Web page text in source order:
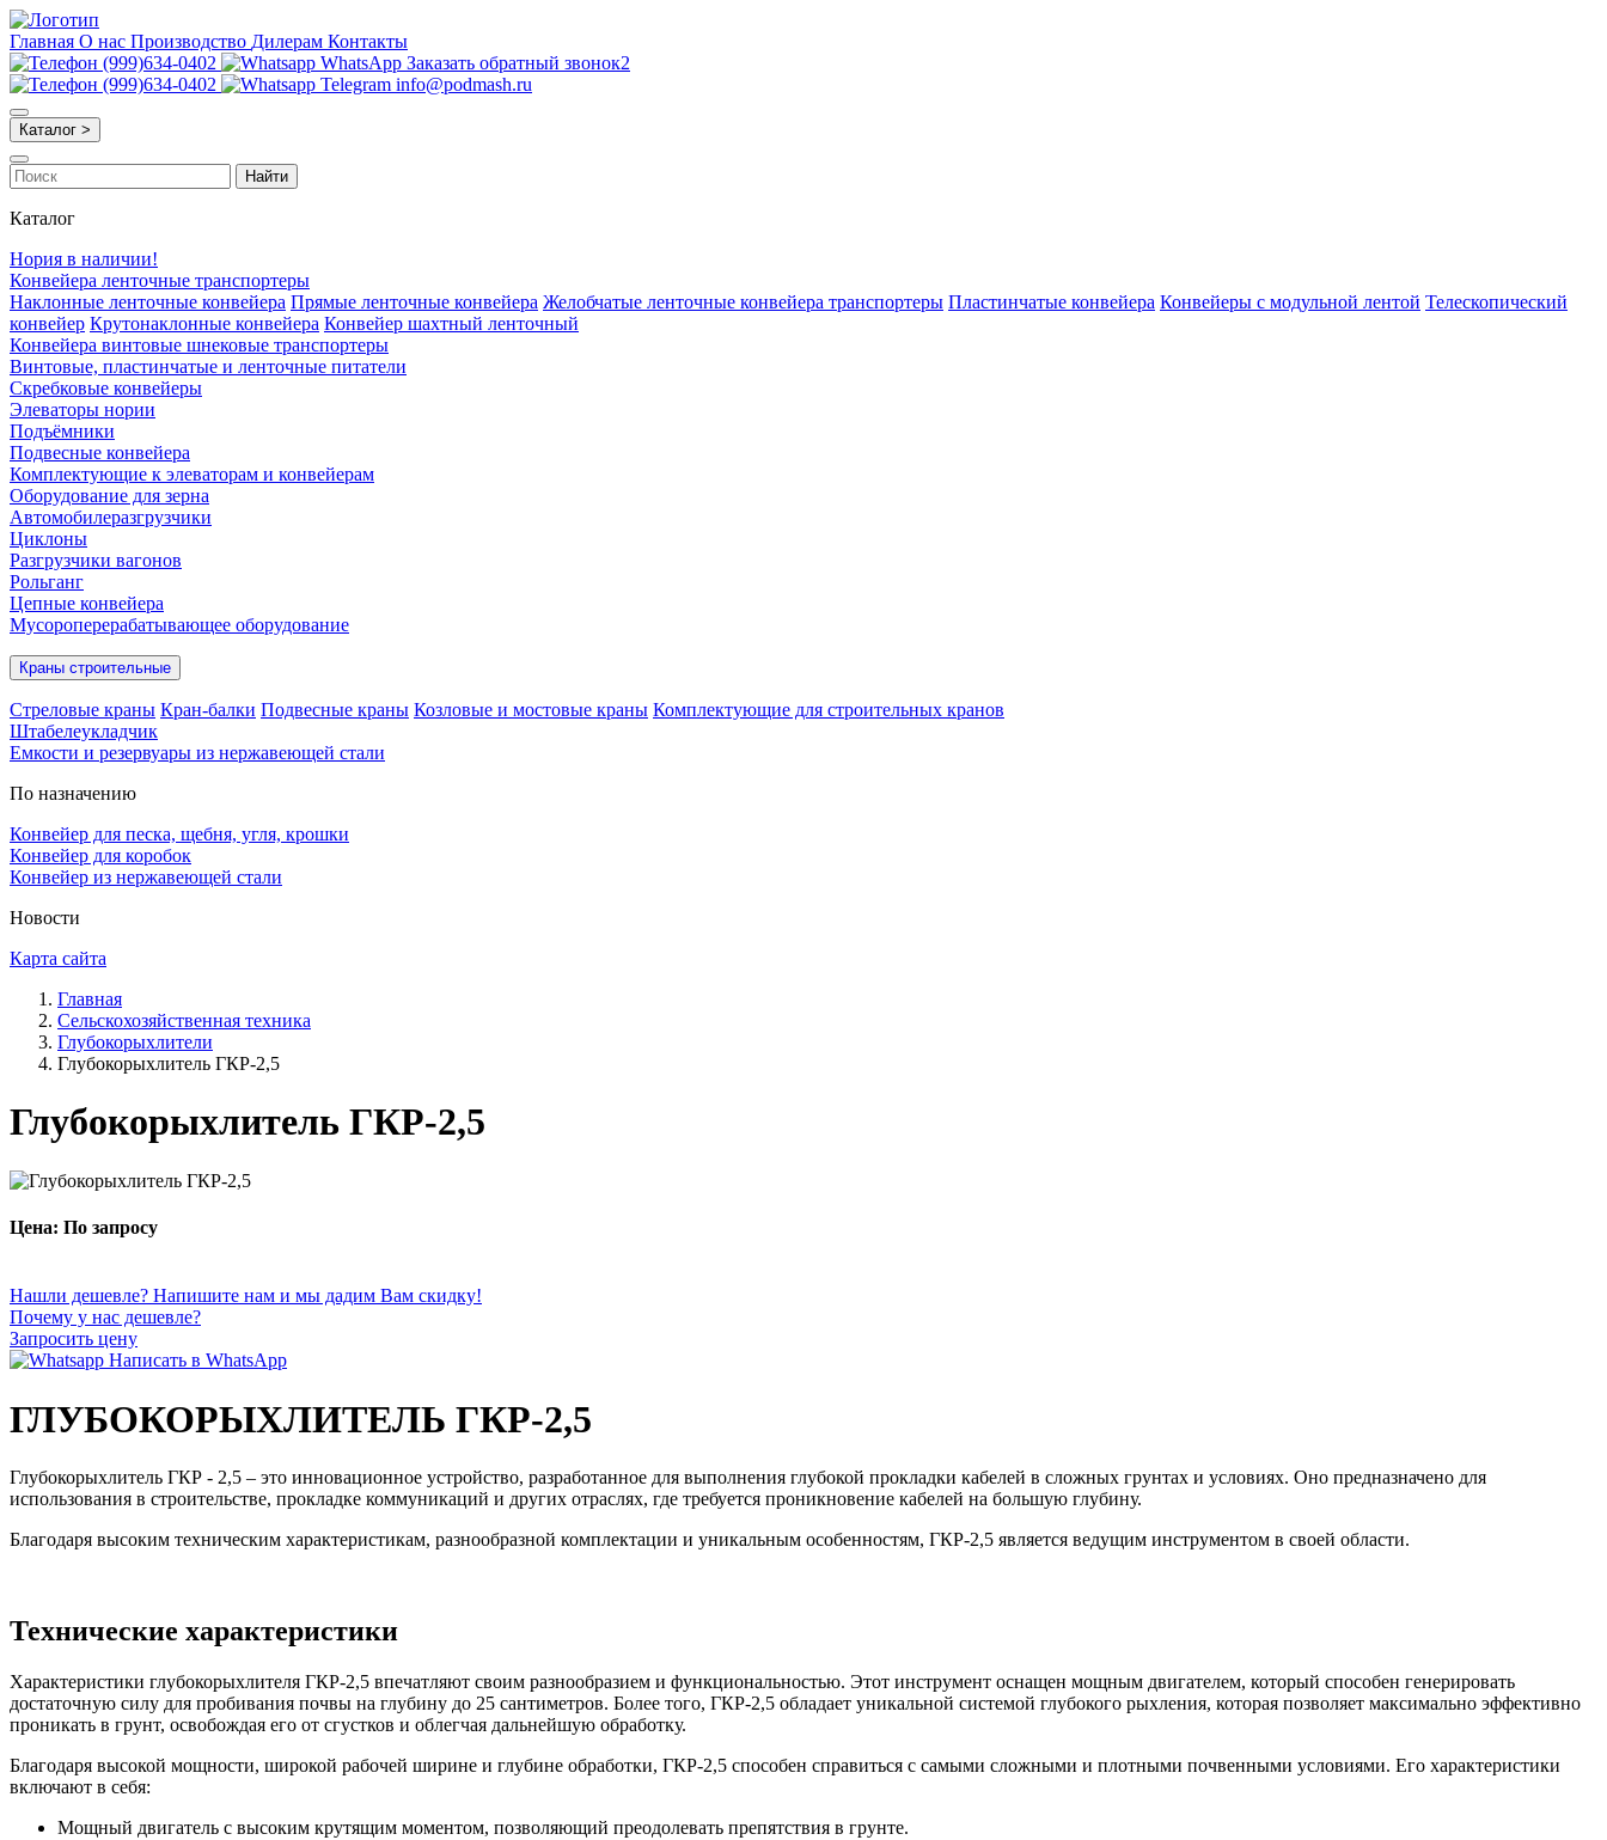
Главная О нас Производство Дилерам Контакты
(999)634-0402
WhatsApp Заказать обратный звонок2
(999)634-0402
Telegram info@podmash.ru
Каталог >
Найти
Каталог
Нория в наличии!
Конвейера ленточные транспортеры
Наклонные ленточные конвейера Прямые ленточные конвейера Желобчатые ленточные конвейера транспортеры Пластинчатые конвейера Конвейеры с модульной лентой Телескопический
конвейер Крутонаклонные конвейера Конвейер шахтный ленточный
Конвейера винтовые шнековые транспортеры
Винтовые, пластинчатые и ленточные питатели
Скребковые конвейеры
Элеваторы нории
Подъёмники
Подвесные конвейера
Комплектующие к элеваторам и конвейерам
Оборудование для зерна
Автомобилеразгрузчики
Циклоны
Разгрузчики вагонов
Рольганг
Цепные конвейера
Мусороперерабатывающее оборудование
Краны строительные
Стреловые краны Кран-балки Подвесные краны Козловые и мостовые краны Комплектующие для строительных кранов
Штабелеукладчик
Емкости и резервуары из нержавеющей стали
По назначению
Конвейер для песка, щебня, угля, крошки
Конвейер для коробок
Конвейер из нержавеющей стали
Новости
Карта сайта
Главная
Сельскохозяйственная техника
Глубокорыхлители
Глубокорыхлитель ГКР-2,5
Глубокорыхлитель ГКР-2,5
Цена: По запросу
Нашли дешевле? Напишите нам и мы дадим Вам скидку!
Почему у нас дешевле?
Запросить цену
Написать в WhatsApp
ГЛУБОКОРЫХЛИТЕЛЬ ГКР-2,5
Глубокорыхлитель ГКР - 2,5 – это инновационное устройство, разработанное для выполнения глубокой прокладки кабелей в сложных грунтах и условиях. Оно предназначено для
использования в строительстве, прокладке коммуникаций и других отраслях, где требуется проникновение кабелей на большую глубину.
Благодаря высоким техническим характеристикам, разнообразной комплектации и уникальным особенностям, ГКР-2,5 является ведущим инструментом в своей области.
Технические характеристики
Характеристики глубокорыхлителя ГКР-2,5 впечатляют своим разнообразием и функциональностью. Этот инструмент оснащен мощным двигателем, который способен генерировать
достаточную силу для пробивания почвы на глубину до 25 сантиметров. Более того, ГКР-2,5 обладает уникальной системой глубокого рыхления, которая позволяет максимально эффективно
проникать в грунт, освобождая его от сгустков и облегчая дальнейшую обработку.
Благодаря высокой мощности, широкой рабочей ширине и глубине обработки, ГКР-2,5 способен справиться с самыми сложными и плотными почвенными условиями. Его характеристики
включают в себя:
Мощный двигатель с высоким крутящим моментом, позволяющий преодолевать препятствия в грунте.